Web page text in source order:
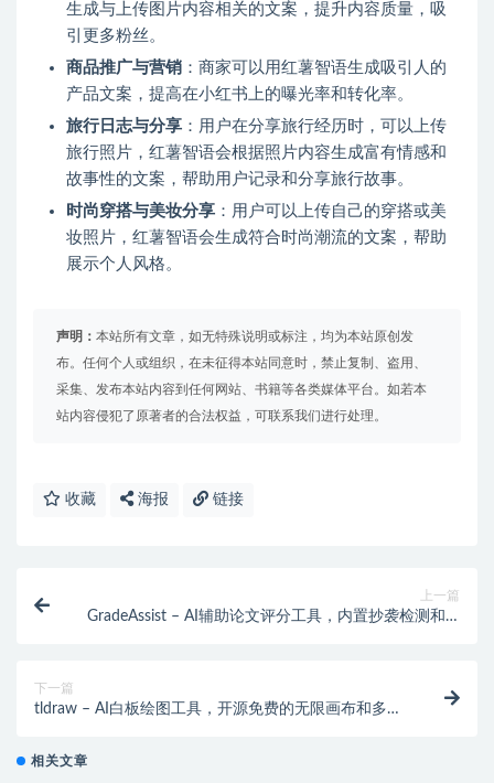
生成与上传图片内容相关的文案，提升内容质量，吸
引更多粉丝。
商品推广与营销 ：商家可以用红薯智语生成吸引人的
产品文案，提高在小红书上的曝光率和转化率。
旅行日志与分享 ：用户在分享旅行经历时，可以上传
旅行照片，红薯智语会根据照片内容生成富有情感和
故事性的文案，帮助用户记录和分享旅行故事。
时尚穿搭与美妆分享 ：用户可以上传自己的穿搭或美
妆照片，红薯智语会生成符合时尚潮流的文案，帮助
展示个人风格。
声明： 本站所有文章，如无特殊说明或标注，均为本站原创发
布。任何个人或组织，在未征得本站同意时，禁止复制、盗用、
采集、发布本站内容到任何网站、书籍等各类媒体平台。如若本
站内容侵犯了原著者的合法权益，可联系我们进行处理。
收藏 海报 链接
上一篇
GradeAssist – AI辅助论文评分工具，内置抄袭检测和AI
下一篇
tldraw – AI白板绘图工具，开源免费的无限画布和多种
相关文章